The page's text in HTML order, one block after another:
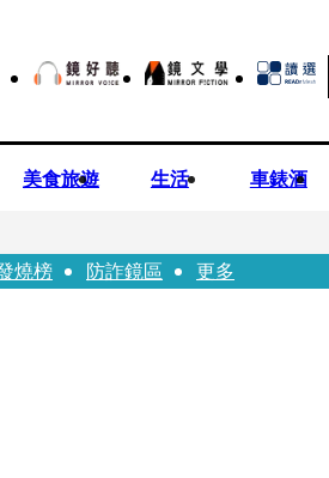
美食旅遊 生活 車錶酒
燒榜 防詐鏡區 更多